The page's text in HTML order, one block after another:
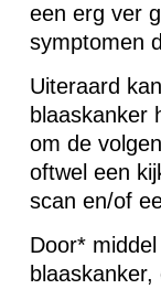
een erg ver
symptomen
Uiteraard
blaaskanker
om de
oftwel een
scan en/of
Door*